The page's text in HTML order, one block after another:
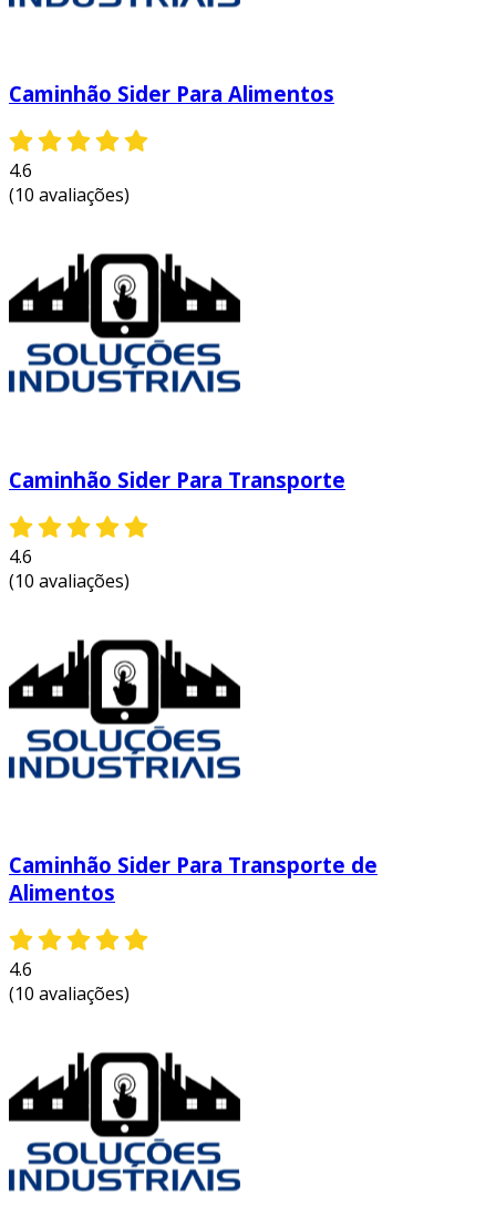
Caminhão Sider Para Alimentos
4.6
(10 avaliações)
Caminhão Sider Para Transporte
4.6
(10 avaliações)
Caminhão Sider Para Transporte de
Alimentos
4.6
(10 avaliações)